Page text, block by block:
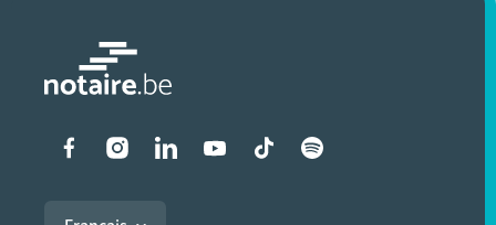
Liens vers les réseaux